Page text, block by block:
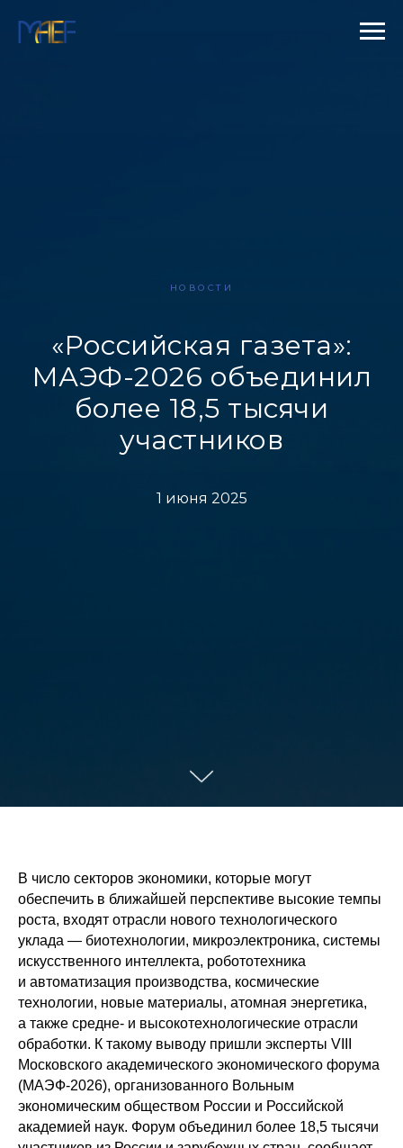
НОВОСТИ
«Российская газета»:
МАЭФ-2026 объединил
более 18,5 тысячи
участников
1 июня 2025
В число секторов экономики, которые могут
обеспечить в ближайшей перспективе высокие темпы
роста, входят отрасли нового технологического
уклада — биотехнологии, микроэлектроника, системы
искусственного интеллекта, робототехника
и автоматизация производства, космические
технологии, новые материалы, атомная энергетика,
а также средне- и высокотехнологические отрасли
обработки. К такому выводу пришли эксперты VIII
Московского академического экономического форума
(МАЭФ-2026), организованного Вольным
экономическим обществом России и Российской
академией наук. Форум объединил более 18,5 тысячи